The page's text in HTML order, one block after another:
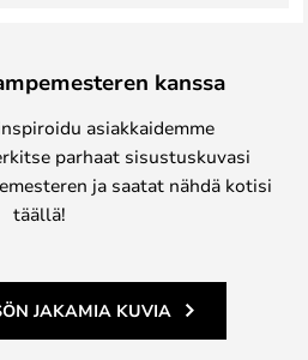
kanssa
asiakkaidemme
parhaat sisustuskuvasi
ja saatat nähdä kotisi
täällä!
JAKAMIA KUVIA